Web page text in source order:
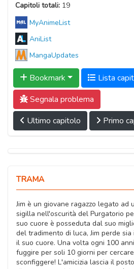
Capitoli totali: 19
MyAnimeList
AniList
MangaUpdates
Bookmark
Lista
Segnala problema
Ultimo capitolo
Primo
TRAMA
Jim è un giovane ragazzo legato ad
sigilla nell'oscurità del Purgatorio
suo cuore è posseduta dal suo
del tradimento di luca, Jim perde
il suo cuore. Una volta ogni 100
fuggire per soli 10 giorni per
sconfiggere! L'amicizia lascia il